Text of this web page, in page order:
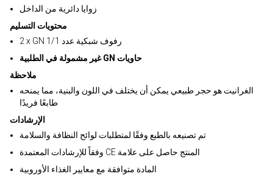
زوايا دائرية من الداخل
محتويات التسليم
2 x GN 1/1 رفوف شبكية عدد
غير مشمولة في الطلبية GN حاويات
ملاحظة
الغرانيت هو حجر طبيعي يمكن أن يختلف في اللون والبنية، مما يمنحه
طابعًا فريدًا
الإرشادات
تم تصنيعه بالطبع وفقًا لمتطلبات لوائح النظافة والسلامة
وفقاً للإرشادات المعتمدة CE المنتج حاصل على علامة
المادة متوافقة مع معايير الغذاء الأوروبية